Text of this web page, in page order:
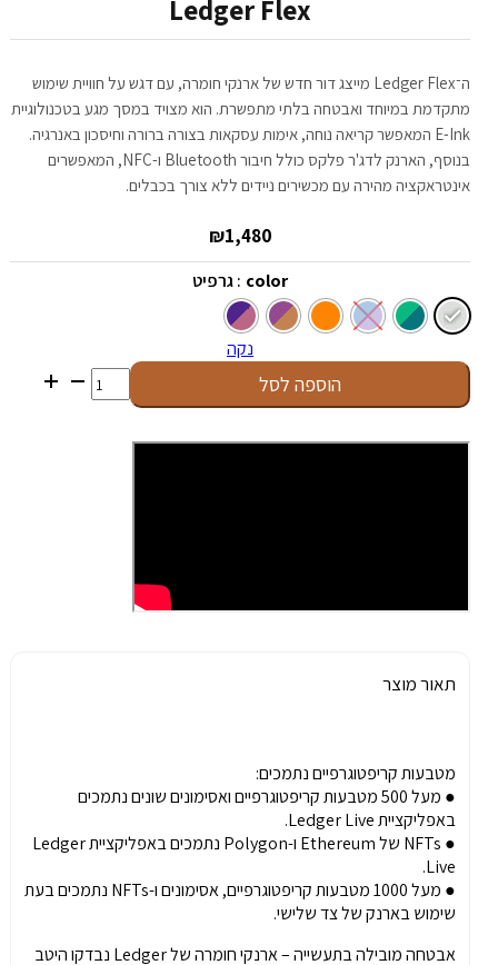
Ledger Flex
ה־Ledger Flex מייצג דור חדש של ארנקי חומרה, עם דגש על חוויית שימוש
מתקדמת במיוחד ואבטחה בלתי מתפשרת. הוא מצויד במסך מגע בטכנולוגיית
E-Ink המאפשר קריאה נוחה, אימות עסקאות בצורה ברורה וחיסכון באנרגיה.
בנוסף, הארנק לדג'ר פלקס כולל חיבור Bluetooth ו-NFC, המאפשרים
אינטראקציה מהירה עם מכשירים ניידים ללא צורך בכבלים.
₪1,480
color : גרפיט
נקה
כמות
של
Flex
הוספה לסל
תאור מוצר
מטבעות קריפטוגרפיים נתמכים:
● מעל 500 מטבעות קריפטוגרפיים ואסימונים שונים נתמכים
באפליקציית Ledger Live.
● NFTs של Ethereum ו-Polygon נתמכים באפליקציית Ledger
Live.
● מעל 1000 מטבעות קריפטוגרפיים, אסימונים ו-NFTs נתמכים בעת
שימוש בארנק של צד שלישי.
אבטחה מובילה בתעשייה – ארנקי חומרה של Ledger נבדקו היטב